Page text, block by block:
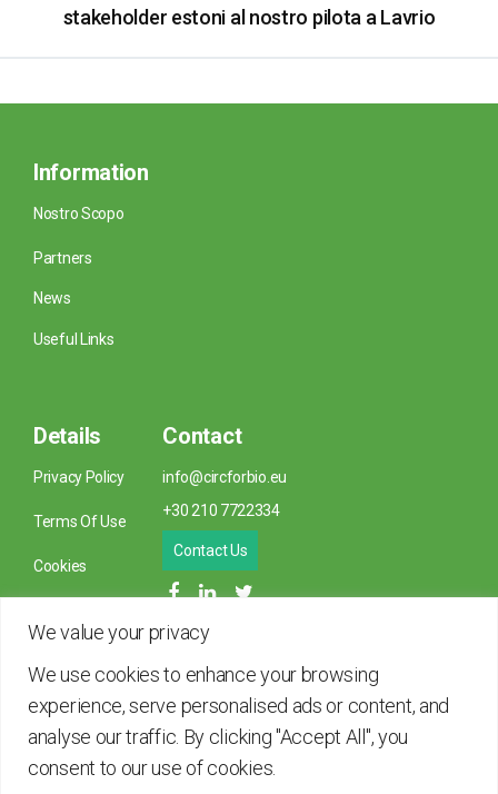
We value your privacy
We use cookies to enhance your browsing
experience, serve personalised ads or content, and
analyse our traffic. By clicking "Accept All", you
consent to our use of cookies.
stakeholder estoni al nostro pilota a Lavrio
Information
Nostro Scopo
Partners
News
Useful Links
Details
Privacy Policy
Terms Of Use
Cookies
Contact
info@circforbio.eu
+30 210 7722334
Contact Us
Co-finanziato dall'Unione Europea. Le opinioni e le
dichiarazioni espresse sono esclusivamente quelle
degli autori e non rappresentano necessariamente